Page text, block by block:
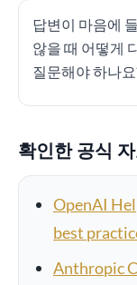
답변이 마음에
않을 때 어떻게
질문해야 하나요
확인한 공식
OpenAI
best
Anthropic